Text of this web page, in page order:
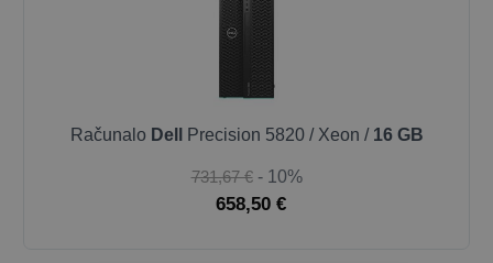
Računalo Dell Precision 5820 / Xeon / 16 GB
731,67 € - 10%
658,50 €